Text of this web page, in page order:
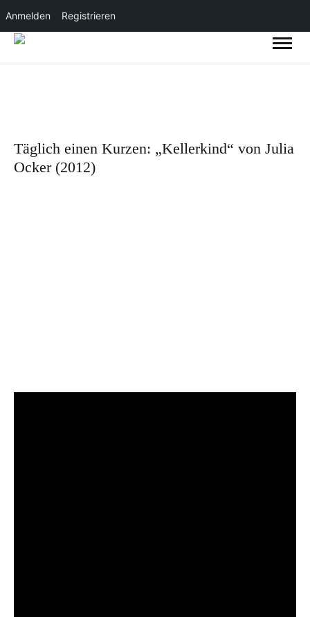
Anmelden Registrieren
Täglich einen Kurzen: „Kellerkind“ von Julia
Ocker (2012)